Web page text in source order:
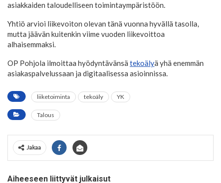
asiakkaiden taloudelliseen toimintaympäristöön.
Yhtiö arvioi liikevoiton olevan tänä vuonna hyvällä tasolla,
mutta jäävän kuitenkin viime vuoden liikevoittoa
alhaisemmaksi.
OP Pohjola ilmoittaa hyödyntävänsä tekoälyä yhä enemmän
asiakaspalvelussaan ja digitaalisessa asioinnissa.
liiketoiminta tekoäly YK
Talous
Jakaa
Aiheeseen liittyvät julkaisut